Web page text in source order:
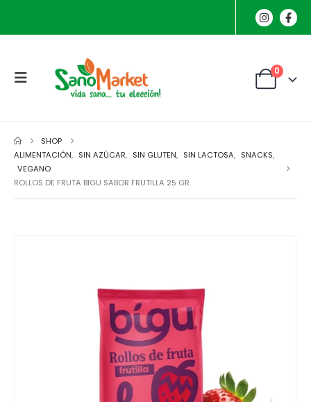
0
SHOP
ALIMENTACIÓN, SIN AZÚCAR, SIN GLUTEN, SIN LACTOSA, SNACKS,
VEGANO
ROLLOS DE FRUTA BIGU SABOR FRUTILLA 25 GR